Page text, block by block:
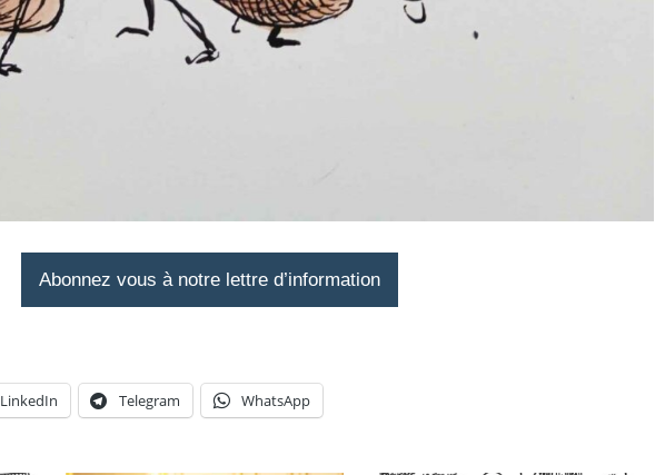
Abonnez vous à notre lettre d’information
LinkedIn Telegram WhatsApp